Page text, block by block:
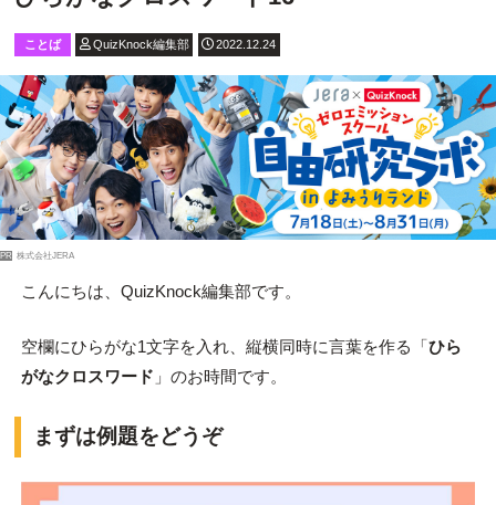
ことば QuizKnock編集部 2022.12.24
PR 株式会社JERA
こんにちは、QuizKnock編集部です。
空欄にひらがな1文字を入れ、縦横同時に言葉を作る「ひら
がなクロスワード 」のお時間です。
まずは例題をどうぞ